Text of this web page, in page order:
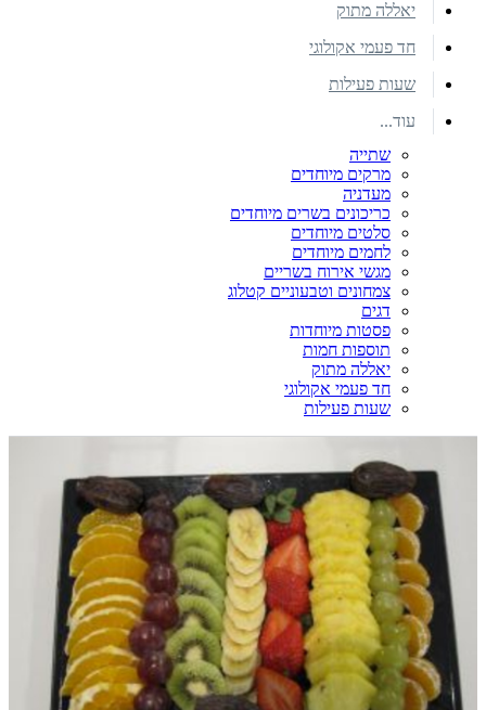
יאללה מתוק
חד פעמי אקולוגי
שעות פעילות
עוד...
שתייה
מרקים מיוחדים
מעדניה
כריכונים בשרים מיוחדים
סלטים מיוחדים
לחמים מיוחדים
מגשי אירוח בשריים
צמחונים וטבעוניים קטלוג
דגים
פסטות מיוחדות
תוספות חמות
יאללה מתוק
חד פעמי אקולוגי
שעות פעילות